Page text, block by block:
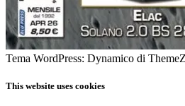
Tema WordPress: Dynamico di
This website uses cookies